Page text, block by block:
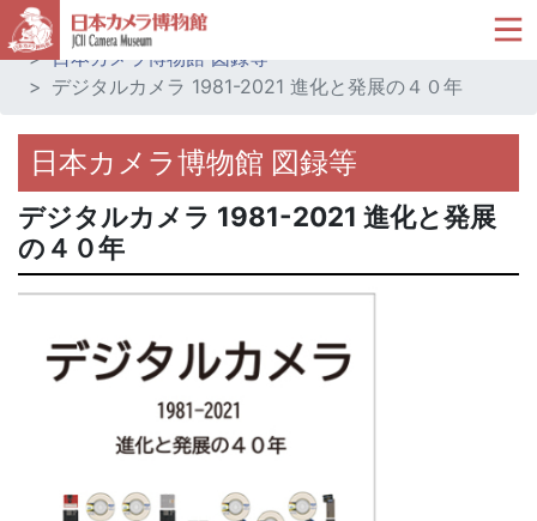
ホーム
ミュージアムショップ
日本カメラ博物館 図録等
デジタルカメラ 1981-2021 進化と発展の４０年
日本カメラ博物館 図録等
デジタルカメラ 1981-2021 進化と発展
の４０年